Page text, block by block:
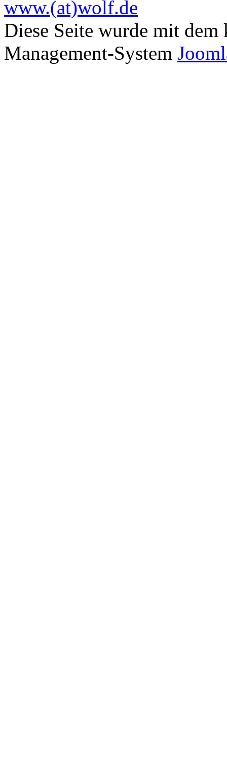
www.(at)wolf.de
Diese Seite wurde mit dem
Management-System